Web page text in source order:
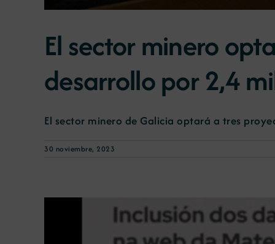
El sector minero
desarrollo por 2,4
El sector minero de Galicia optará a tres
30 noviembre, 2023